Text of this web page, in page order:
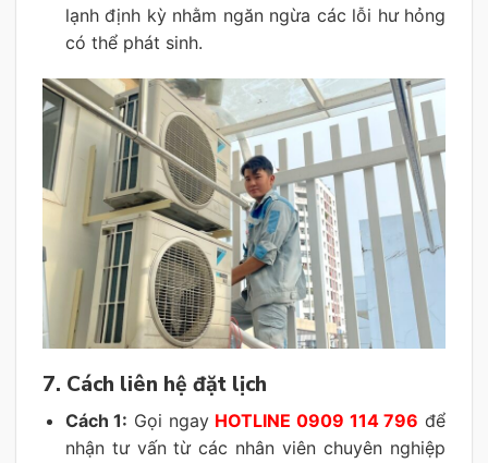
lạnh định kỳ nhằm ngăn ngừa các lỗi hư hỏng
có thể phát sinh.
7. Cách liên hệ đặt lịch
Cách 1: Gọi ngay HOTLINE 0909 114 796 để
nhận tư vấn từ các nhân viên chuyên nghiệp